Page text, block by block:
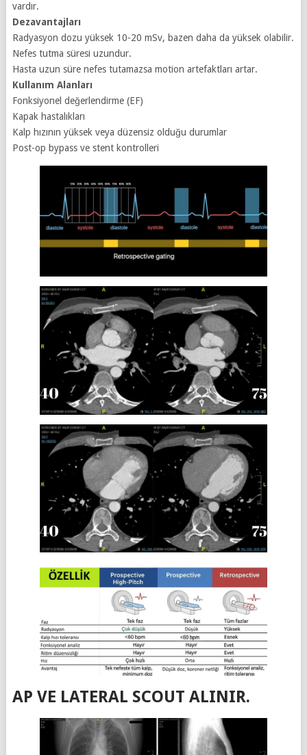
vardır.
Dezavantajları
Radyasyon dozu yüksek 10-20 mSv, bazen daha da yüksek olabilir.
Nefes tutma süresi uzundur.
Hasta uzun süre nefes tutamazsa motion artefaktları artar.
Kullanım Alanları
Fonksiyonel değerlendirme (EF)
Kapak hastalıkları
Kalp hızının yüksek veya düzensiz olduğu durumlar
Post-op bypass ve stent kontrolleri
AP VE LATERAL SCOUT ALINIR.